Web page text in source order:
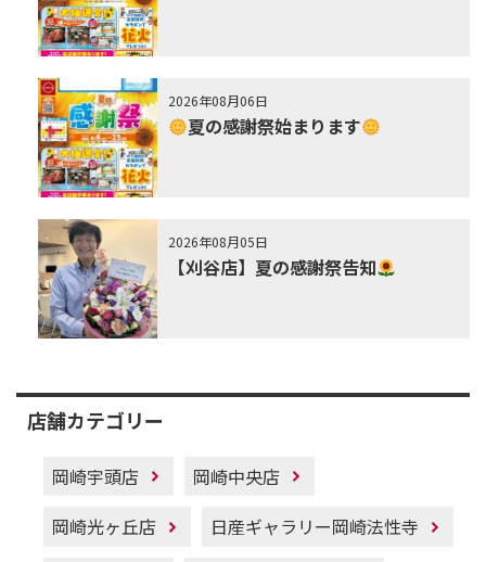
2026年08月06日
夏の感謝祭始まります
2026年08月05日
【刈谷店】夏の感謝祭告知
店舗カテゴリー
岡崎宇頭店
岡崎中央店
岡崎光ヶ丘店
日産ギャラリー岡崎法性寺